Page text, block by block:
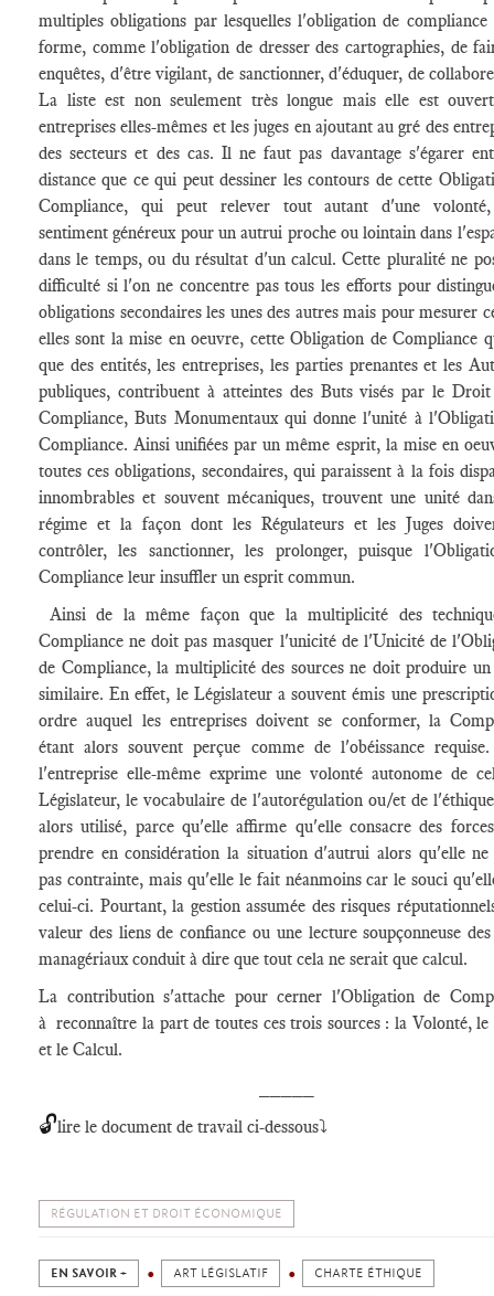
multiples obligations par lesquelles l'obligation de compliance
forme, comme l'obligation de dresser des cartographies, de
enquêtes, d'être vigilant, de sanctionner, d'éduquer, de
La liste est non seulement très longue mais elle est
entreprises elles-mêmes et les juges en ajoutant au gré des
des secteurs et des cas. Il ne faut pas davantage s'égarer
distance que ce qui peut dessiner les contours de cette
Compliance, qui peut relever tout autant d'une
sentiment généreux pour un autrui proche ou lointain dans
dans le temps, ou du résultat d'un calcul. Cette pluralité ne
difficulté si l'on ne concentre pas tous les efforts pour
obligations secondaires les unes des autres mais pour mesurer
elles sont la mise en oeuvre, cette Obligation de Compliance
que des entités, les entreprises, les parties prenantes et les
publiques, contribuent à atteintes des Buts visés par le
Compliance, Buts Monumentaux qui donne l'unité à
Compliance. Ainsi unifiées par un même esprit, la mise en
toutes ces obligations, secondaires, qui paraissent à la fois
innombrables et souvent mécaniques, trouvent une unité
régime et la façon dont les Régulateurs et les Juges
contrôler, les sanctionner, les prolonger, puisque
Compliance leur insuffler un esprit commun.
Ainsi de la même façon que la multiplicité des
Compliance ne doit pas masquer l'unicité de l'Unicité de
de Compliance, la multiplicité des sources ne doit produire un
similaire. En effet, le Législateur a souvent émis une
ordre auquel les entreprises doivent se conformer, la
étant alors souvent perçue comme de l'obéissance
l'entreprise elle-même exprime une volonté autonome de
Législateur, le vocabulaire de l'autorégulation ou/et de
alors utilisé, parce qu'elle affirme qu'elle consacre des
prendre en considération la situation d'autrui alors qu'elle ne
pas contrainte, mais qu'elle le fait néanmoins car le souci
celui-ci. Pourtant, la gestion assumée des risques
valeur des liens de confiance ou une lecture soupçonneuse
managériaux conduit à dire que tout cela ne serait que calcul.
La contribution s'attache pour cerner l'Obligation de
à reconnaître la part de toutes ces trois sources : la Volonté,
et le Calcul.
🔓lire le document de travail ci-dessous⤵️
RÉGULATION ET DROIT ÉCONOMIQUE
EN SAVOIR + ART LÉGISLATIF CHARTE ÉTHIQUE